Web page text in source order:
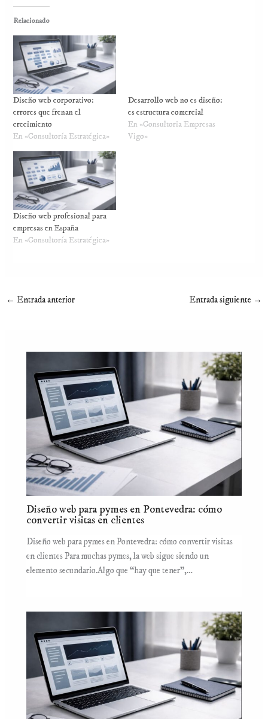
Relacionado
Diseño web corporativo:
errores que frenan el
crecimiento
En «Consultoría Estratégica»
Desarrollo web no es diseño:
es estructura comercial
En «Consultoria Empresas
Vigo»
Diseño web profesional para
empresas en España
En «Consultoría Estratégica»
← Entrada anterior Entrada siguiente →
Diseño web para pymes en Pontevedra: cómo
convertir visitas en clientes
Diseño web para pymes en Pontevedra: cómo convertir visitas
en clientes Para muchas pymes, la web sigue siendo un
elemento secundario.Algo que “hay que tener”,…